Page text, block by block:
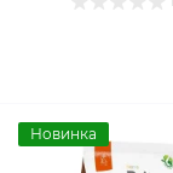
Новинка